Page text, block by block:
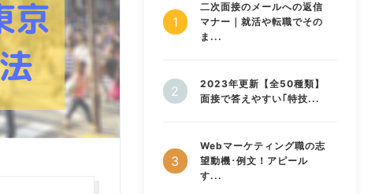
二次面接のメールへの返信
マナー｜就活や転職でその
ま...
2023年更新【全50種類】
面接で答えやすい｢特技...
Webマーケティング職の志
望動機･例文！アピール
す...